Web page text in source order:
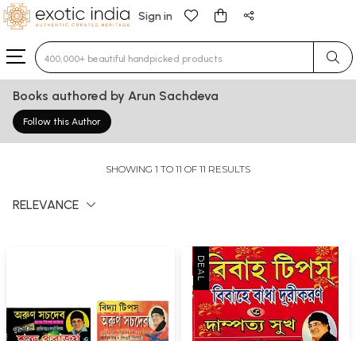
Sign in
Type 3 or more characters for results.
Books authored by Arun Sachdeva
Follow this Author
SHOWING 1 TO 11 OF 11 RESULTS
RELEVANCE